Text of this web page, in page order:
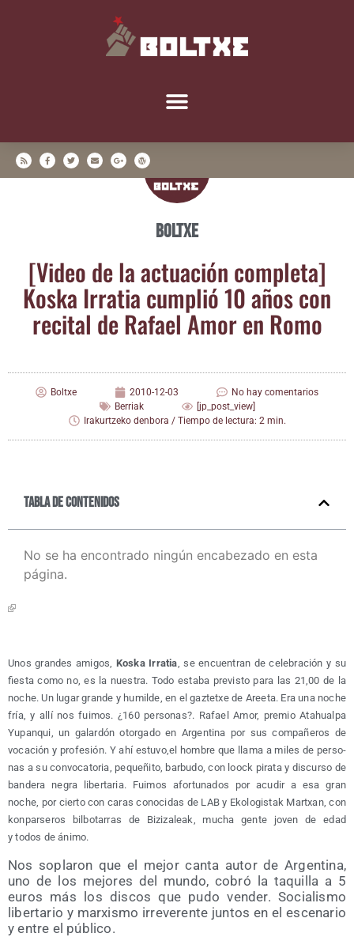
Boltxe
[Video de la actua­ción com­ple­ta]
Kos­ka Irra­tia cum­plió 10 años con
reci­tal de Rafael Amor en Romo
Boltxe 2010-12-03
No hay comentarios
Berriak
[jp_post_view]
Irakurtzeko denbora / Tiempo de lectura: 2 min.
Tabla de contenidos
No se ha encontrado ningún encabezado en esta
página.
Unos gran­des ami­gos, Kos­ka Irra­tia, se encuen­tran de cele­bra­ción y su
fies­ta como no, es la nues­tra. Todo esta­ba pre­vis­to para las 21,00 de la
noche. Un lugar gran­de y humil­de, en el gaz­tetxe de Aree­ta. Era una noche
fría, y allí nos fui­mos. ¿160 per­so­nas?. Rafael Amor, pre­mio Atahual­pa
Yupan­qui, un galar­dón otor­ga­do en Argen­ti­na por sus com­pa­ñe­ros de
voca­ción y pro­fe­sión. Y ahí estuvo,el hom­bre que lla­ma a miles de per­so­
nas a su con­vo­ca­to­ria, peque­ñi­to, bar­bu­do, con loock pira­ta y dis­cur­so de
ban­de­ra negra liber­ta­ria. Fui­mos afor­tu­na­dos por acu­dir a esa gran
noche, por cier­to con caras cono­ci­das de LAB y Eko­lo­gis­tak Martxan, con
kon­par­se­ros bil­bo­ta­rras de Bizi­za­leak, mucha gen­te joven de edad
y todos de ánimo.
Nos sopla­ron que el mejor can­ta autor de Argen­ti­na,
uno de los mejo­res del mun­do, cobró la taqui­lla a 5
euros más los dis­cos que pudo ven­der. Socia­lis­mo
liber­ta­rio y mar­xis­mo irre­ve­ren­te jun­tos en el esce­na­rio
y entre el público.